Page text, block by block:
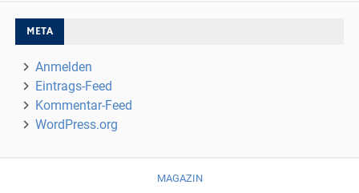
META
Anmelden
Eintrags-Feed
Kommentar-Feed
WordPress.org
MAGAZIN